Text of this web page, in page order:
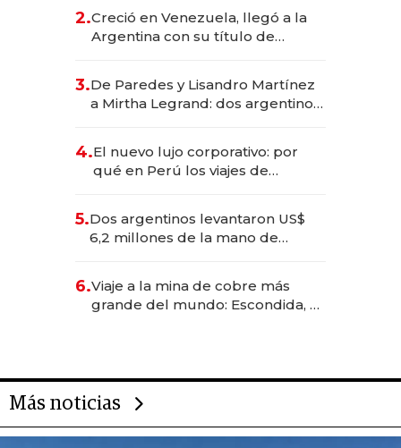
2.Creció en Venezuela, llegó a la
Argentina con su título de
las marcas "fast premium"
3.De Paredes y Lisandro Martínez
a Mirtha Legrand: dos argentinos
4.El nuevo lujo corporativo: por
qué en Perú los viajes de
para convertirse en experiencias
transformadoras
5.Dos argentinos levantaron US$
6,2 millones de la mano de
6.Viaje a la mina de cobre más
grande del mundo: Escondida, el
Más noticias